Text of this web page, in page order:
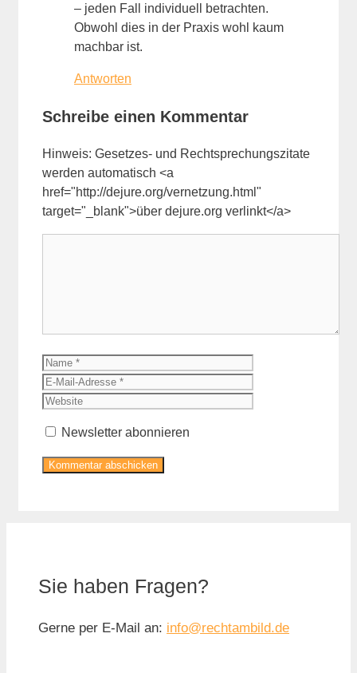
– jeden Fall individuell betrachten.
Obwohl dies in der Praxis wohl kaum
machbar ist.
Antworten
Schreibe einen Kommentar
Hinweis: Gesetzes- und Rechtsprechungszitate
werden automatisch <a
href="http://dejure.org/vernetzung.html"
target="_blank">über dejure.org verlinkt</a>
Name
Newsletter abonnieren
Sie haben Fragen?
Gerne per E-Mail an: info@rechtambild.de